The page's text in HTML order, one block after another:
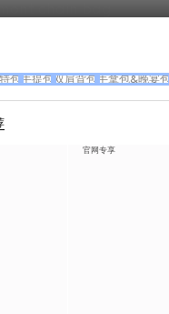
包 手提包 双肩背包 手拿包&晚宴包
官网专享